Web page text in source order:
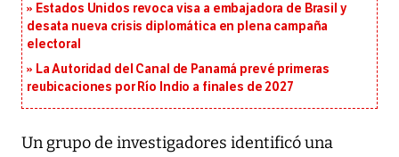
Estados Unidos revoca visa a embajadora de Brasil y
desata nueva crisis diplomática en plena campaña
electoral
La Autoridad del Canal de Panamá prevé primeras
reubicaciones por Río Indio a finales de 2027
Un grupo de investigadores identificó una